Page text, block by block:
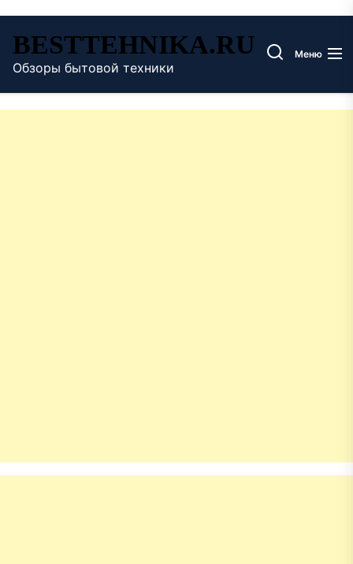
содержимому
BESTTEHNIKA.RU
Обзоры бытовой техники
Меню